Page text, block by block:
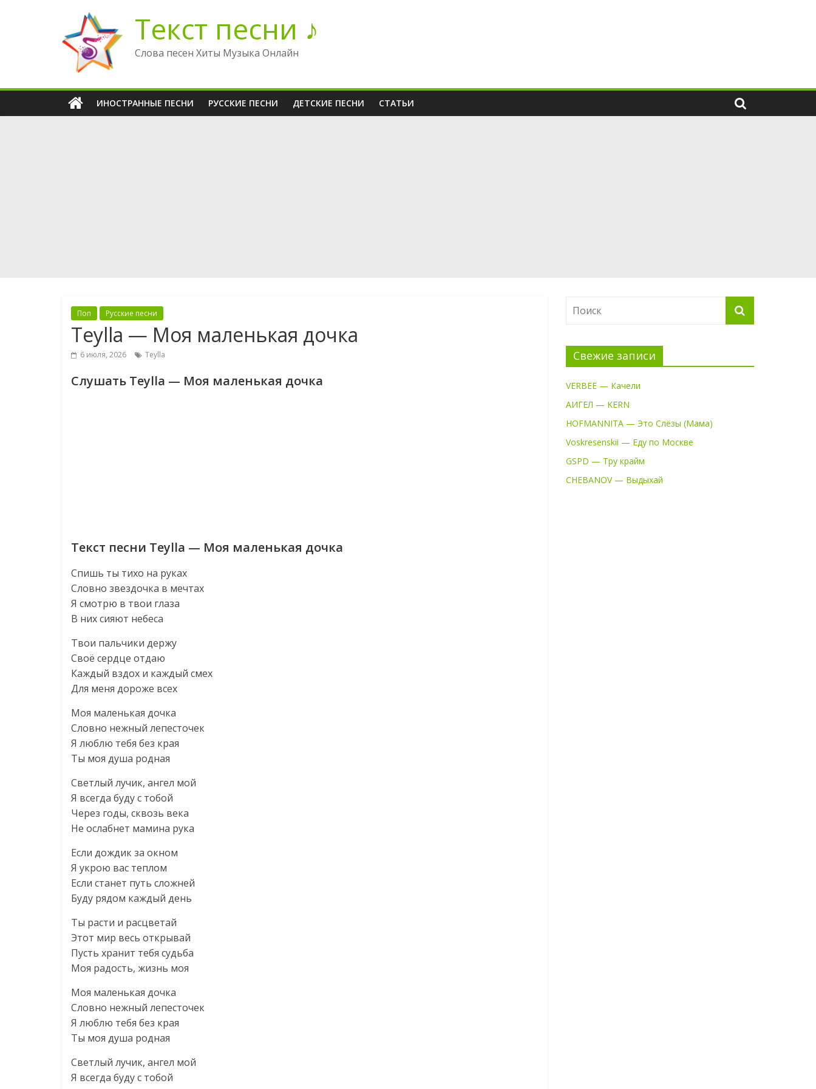
содержимому
Текст песни ♪
Слова песен Хиты Музыка Онлайн
ИНОСТРАННЫЕ ПЕСНИ РУССКИЕ ПЕСНИ ДЕТСКИЕ ПЕСНИ СТАТЬИ
Поп Русские песни
Teylla — Моя маленькая дочка
6 июля, 2026 Teylla
Слушать Teylla — Моя маленькая дочка
Текст песни Teylla — Моя маленькая дочка
Спишь ты тихо на руках
Словно звездочка в мечтах
Я смотрю в твои глаза
В них сияют небеса
Твои пальчики держу
Своё сердце отдаю
Каждый вздох и каждый смех
Для меня дороже всех
Моя маленькая дочка
Словно нежный лепесточек
Я люблю тебя без края
Ты моя душа родная
Светлый лучик, ангел мой
Я всегда буду с тобой
Через годы, сквозь века
Не ослабнет мамина рука
Если дождик за окном
Я укрою вас теплом
Если станет путь сложней
Буду рядом каждый день
Ты расти и расцветай
Этот мир весь открывай
Пусть хранит тебя судьба
Моя радость, жизнь моя
Моя маленькая дочка
Словно нежный лепесточек
Я люблю тебя без края
Ты моя душа родная
Светлый лучик, ангел мой
Я всегда буду с тобой
Свежие записи
VERBEE — Качели
АИГЕЛ — KERN
HOFMANNITA — Это Слёзы (Мама)
Voskresenskii — Еду по Москве
GSPD — Тру крайм
CHEBANOV — Выдыхай